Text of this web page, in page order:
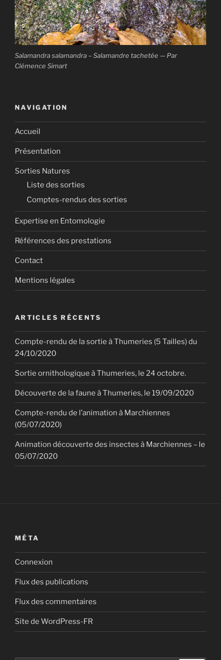
Salamandra salamandra – Salamandre tachetée — Par
Clémence Simart
NAVIGATION
Accueil
Présentation
Sorties Natures
Liste des sorties
Comptes-rendus des sorties
Expertise en Entomologie
Références des prestations
Contact
Mentions légales
ARTICLES RÉCENTS
Compte-rendu de la sortie à Thumeries (5 Tailles) du
24/10/2020
Sortie ornithologique à Thumeries, le 24 octobre.
Découverte de la faune à Thumeries, le 19/09/2020
Compte-rendu de l’animation à Marchiennes
(05/07/2020)
Animation découverte des insectes à Marchiennes – le
05/07/2020
MÉTA
Connexion
Flux des publications
Flux des commentaires
Site de WordPress-FR